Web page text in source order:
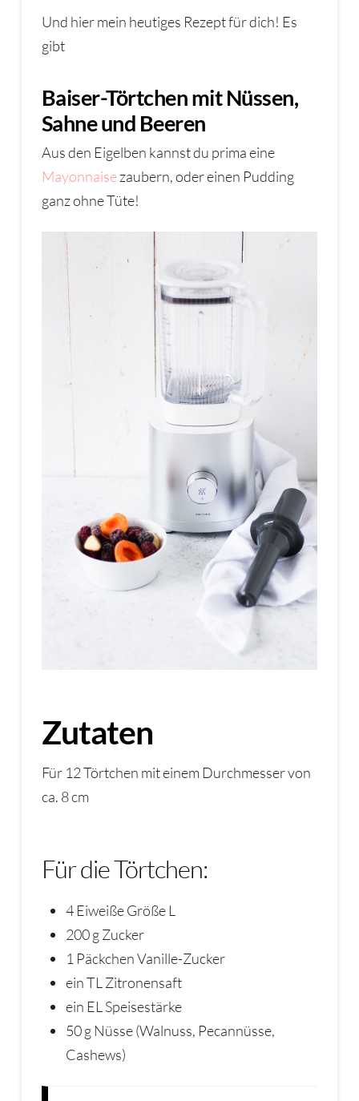
Und hier mein heutiges Rezept für dich! Es
gibt
Baiser-Törtchen mit Nüssen,
Sahne und Beeren
Aus den Eigelben kannst du prima eine
Mayonnaisezaubern, oder einen Pudding
ganz ohne Tüte!
Zutaten
Für 12 Törtchen mit einem Durchmesser von
ca. 8 cm
Für die Törtchen:
4 Eiweiße Größe L
200 g Zucker
1 Päckchen Vanille-Zucker
ein TL Zitronensaft
ein EL Speisestärke
50 g Nüsse (Walnuss, Pecannüsse,
Cashews)